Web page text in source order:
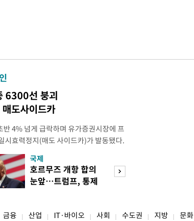
6300선 붕괴
도사이드카
반 4% 넘게 급락하며 유가증권시장에 프
시효력정지(매도 사이드카)가 발동됐다.
오전 10시18분께 매도 사이드카를 발동
동 당시 코스피200선물지수는 전일 종가
987.24였다. 코스피 매도 사이드카는 코
으로 하는 선물 최근월물 가격
국제
호르무즈 개항 합의
눈앞…트럼프, 통제
금융 산업 IT·바이오 사회 수도권 지방 문화